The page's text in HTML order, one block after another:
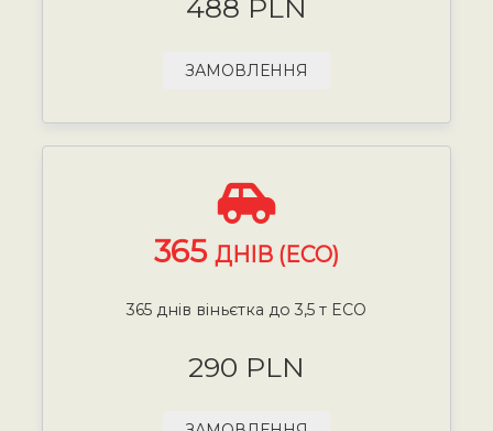
488 PLN
ЗАМОВЛЕННЯ
365 ДНІВ (ECO)
365 днів віньєтка до 3,5 т ECO
290 PLN